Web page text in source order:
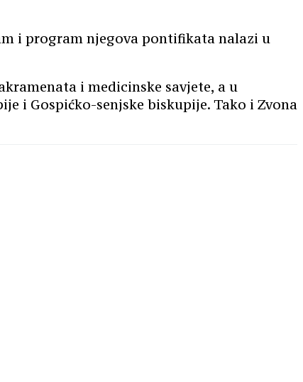
i program njegova pontifikata nalazi u
i medicinske savjete, a u
i Gospićko-senjske biskupije. Tako i Zvona